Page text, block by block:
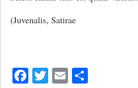
(Juvenalis, Satirae
Facebook
Twitter
Email